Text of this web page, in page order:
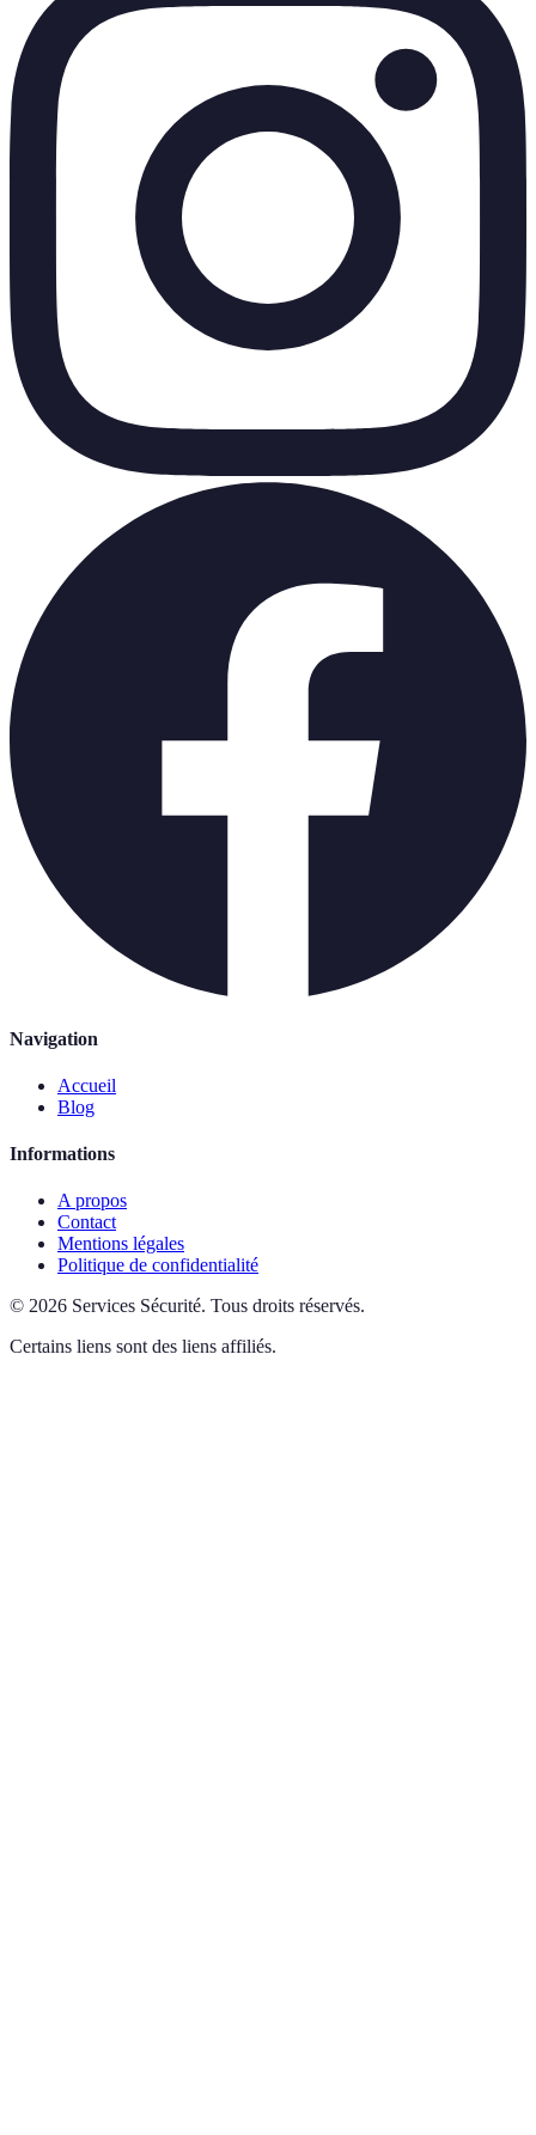
Navigation
Accueil
Blog
Informations
A propos
Contact
Mentions légales
Politique de confidentialité
© 2026 Services Sécurité. Tous droits réservés.
Certains liens sont des liens affiliés.